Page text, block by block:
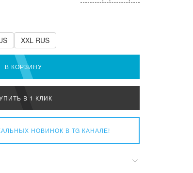
XXL RUS
В КОРЗИНУ
В 1 КЛИК
НОВИНОК В TG КАНАЛЕ!